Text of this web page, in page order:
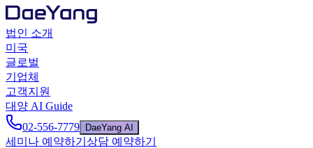
법인 소개
미국
글로벌
기업체
고객지원
대양 AI Guide
02-556-7779
DaeYang AI
세미나 예약하기 상담 예약하기